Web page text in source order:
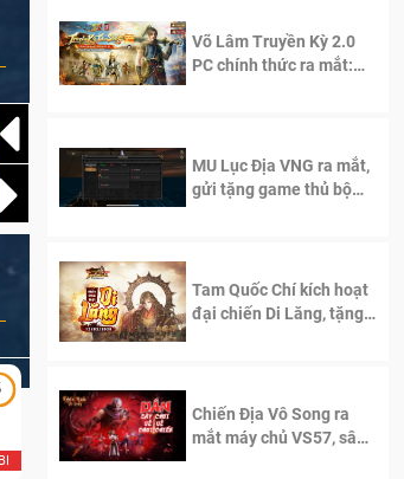
Ngạo Thiên Mobile
Võ Lâm Truyền Kỳ 2.0
PC chính thức ra mắt:
MU Lục Địa VNG ra mắt,
gửi tặng game thủ bộ
Tam Quốc Chí kích hoạt
đại chiến Di Lăng, tặng
Chiến Địa Vô Song ra
mắt máy chủ VS57, sân